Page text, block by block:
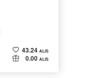
43.24 ALIS
0.00 ALIS